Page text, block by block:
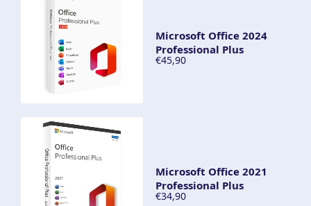
Microsoft Office 2024
Professional Plus
€45,90
Microsoft Office 2021
Professional Plus
€34,90